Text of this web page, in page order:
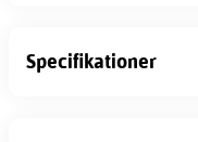
Specifikationer